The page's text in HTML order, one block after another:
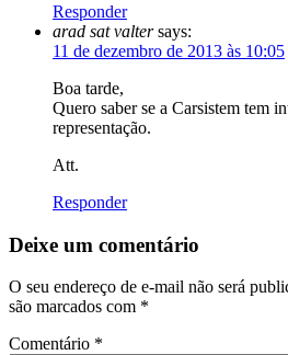
Responder
arad sat valter says:
11 de dezembro de 2013 às 10:05
Boa tarde,
Quero saber se a Carsistem tem
representação.
Att.
Responder
Deixe um comentário
O seu endereço de e-mail não será
são marcados com *
Comentário *